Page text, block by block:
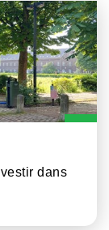
dans